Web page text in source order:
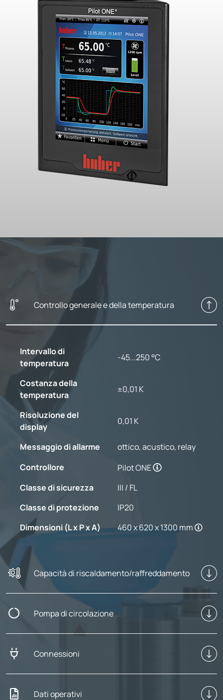
Controllo generale e della temperatura
Intervallo di
temperatura
-45...250 °C
Costanza della
temperatura
±0,01 K
Risoluzione del
display
0,01 K
Messaggio di allarme
ottico, acustico, relay
Controllore
Pilot ONE
Classe di sicurezza
III / FL
Classe di protezione
IP20
Dimensioni (L x P x A)
460 x 620 x 1300 mm
Capacità di riscaldamento/raffreddamento
Pompa di circolazione
Connessioni
Dati operativi